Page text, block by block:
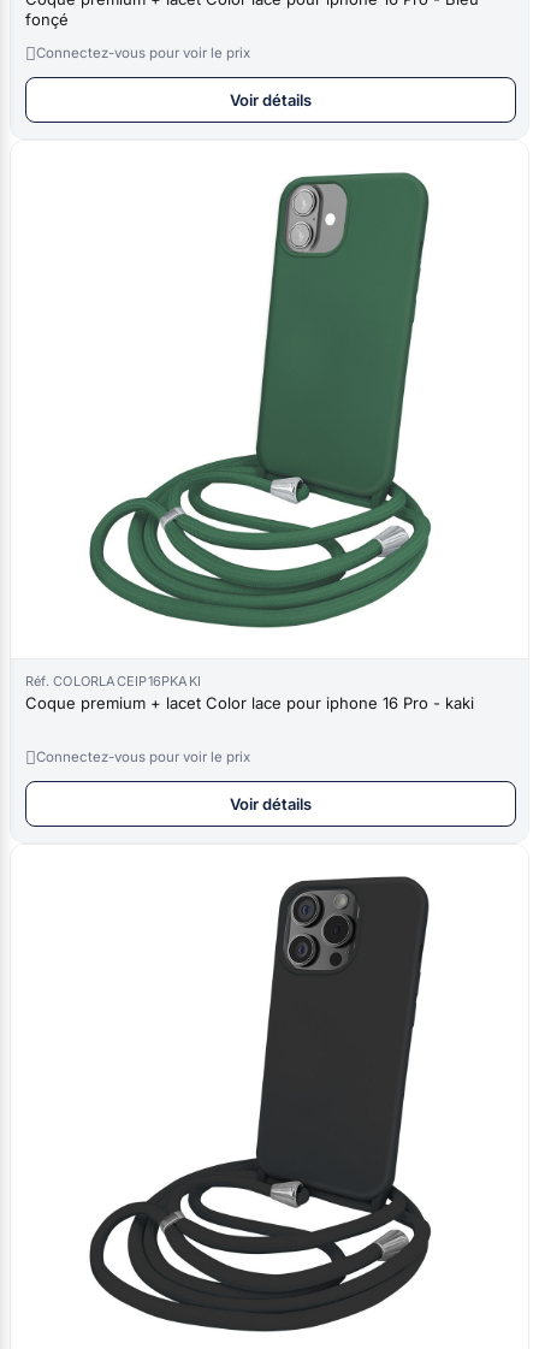
fonçé
Connectez-vous pour voir le prix
Voir détails
Réf. COLORLACEIP16PKAKI
Coque premium + lacet Color lace pour iphone 16 Pro - kaki
Connectez-vous pour voir le prix
Voir détails